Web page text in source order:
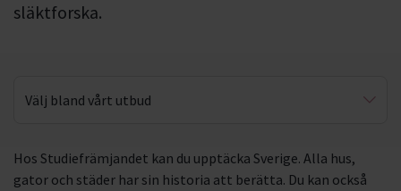
släktforska.
Välj bland vårt utbud
Upptäck Sverige
Hos Studiefrämjandet kan du upptäcka Sverige. Alla hus,
gator och städer har sin historia att berätta. Du kan också